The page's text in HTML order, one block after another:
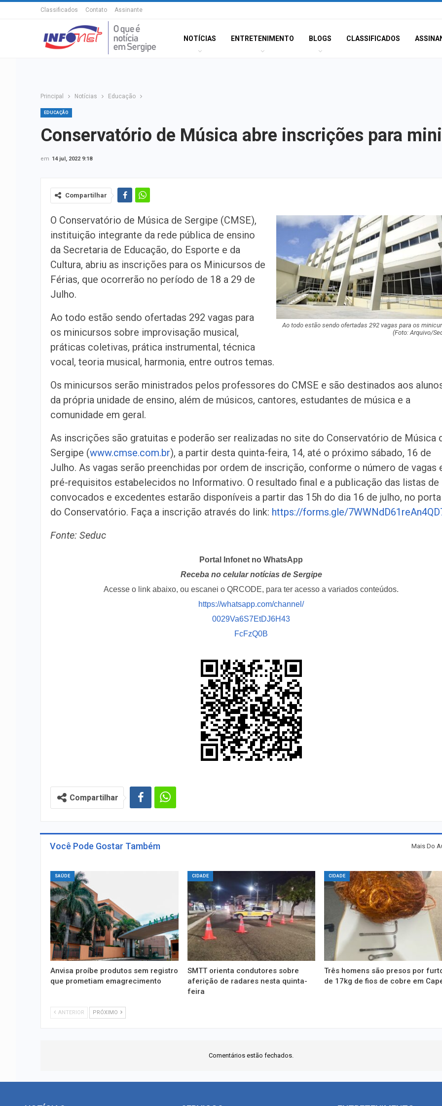
Classificados Contato Assinante
NOTÍCIAS ENTRETENIMENTO BLOGS CLASSIFICADOS
Principal Notícias Educação
EDUCAÇÃO
Conservatório de Música abre inscrições para
em 14 jul, 2022 9:18
Compartilhar
Ao todo estão sendo ofertadas 292 vagas para os
(Foto: Arquivo/
O Conservatório de Música de Sergipe (CMSE),
instituição integrante da rede pública de ensino
da Secretaria de Educação, do Esporte e da
Cultura, abriu as inscrições para os Minicursos de
Férias, que ocorrerão no período de 18 a 29 de
Julho.
Ao todo estão sendo ofertadas 292 vagas para
os minicursos sobre improvisação musical,
práticas coletivas, prática instrumental, técnica
vocal, teoria musical, harmonia, entre outros temas.
Os minicursos serão ministrados pelos professores do CMSE e são destinados aos
da própria unidade de ensino, além de músicos, cantores, estudantes de música e a
comunidade em geral.
As inscrições são gratuitas e poderão ser realizadas no site do Conservatório de Música
Sergipe (www.cmse.com.br), a partir desta quinta-feira, 14, até o próximo sábado, 16 de
Julho. As vagas serão preenchidas por ordem de inscrição, conforme o número de vagas
pré-requisitos estabelecidos no Informativo. O resultado final e a publicação das listas de
convocados e excedentes estarão disponíveis a partir das 15h do dia 16 de julho, no
do Conservatório. Faça a inscrição através do link: https://forms.gle/
Fonte: Seduc
Portal Infonet no WhatsApp
Receba no celular notícias de Sergipe
Acesse o link abaixo, ou escanei o QRCODE, para ter acesso a variados conteúdos.
https://whatsapp.com/channel/
0029Va6S7EtDJ6H43
FcFzQ0B
Compartilhar
Você Pode Gostar Também Mais Do
SAÚDE
Anvisa proíbe produtos sem registro
que prometiam emagrecimento
CIDADE
SMTT orienta condutores sobre
aferição de radares nesta quinta-
feira
CIDADE
Três homens são presos por
de 17kg de fios de cobre em
ANTERIOR PRÓXIMO
Comentários estão fechados.
Dia dos Pais:
milhões de
pretendem
Homem é preso
suspeita de
drogas em
Organização
investigada por
cargas em
Moradores